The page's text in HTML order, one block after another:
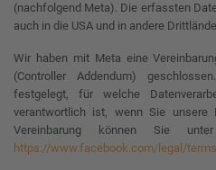
(nachfolgend Meta). Die erfassten
auch in die USA und in andere
Wir haben mit Meta eine
(Controller Addendum)
festgelegt, für welche
verantwortlich ist, wenn Sie unsere
Vereinbarung können Sie
https://www.facebook.com/legal/